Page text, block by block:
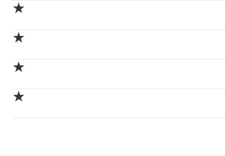
★
★
★
★